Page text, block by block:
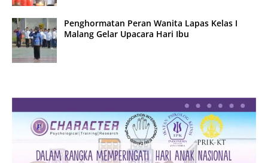
Penghormatan Peran Wanita Lapas Kelas I
Malang Gelar Upacara Hari Ibu